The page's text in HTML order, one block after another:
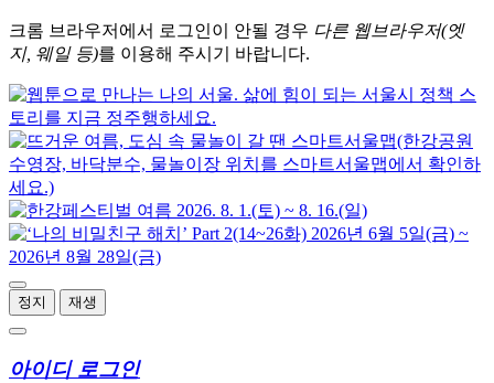
크롬 브라우저에서 로그인이 안될 경우 다른 웹브라우저(엣
지, 웨일 등)를 이용해 주시기 바랍니다.
정지 재생
아이디 로그인